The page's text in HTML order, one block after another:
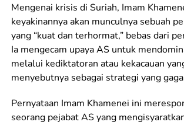
Mengenai krisis di Suriah, Imam
keyakinannya akan munculnya sebuah
yang “kuat dan terhormat,” bebas dari
Ia mengecam upaya AS untuk
melalui kediktatoran atau kekacauan
menyebutnya sebagai strategi yang
Pernyataan Imam Khamenei ini
seorang pejabat AS yang